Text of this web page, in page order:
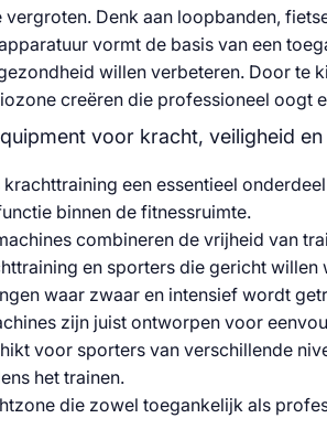
vergroten. Denk aan loopbanden,
vormt de basis van een
willen verbeteren. Door te
creëren die professioneel oogt
voor kracht, veiligheid
een essentieel
binnen de fitnessruimte.
combineren de vrijheid van
en sporters die gericht
waar zwaar en intensief wordt
zijn juist ontworpen voor
voor sporters van verschillende
het trainen.
die zowel toegankelijk als